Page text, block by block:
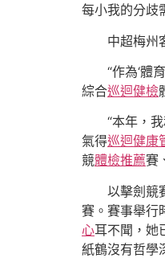
每小我的分歧
中超梅州
“作為‘體
綜合巡迴健檢
“本年，
氣得巡迴健康
競體檢推薦賽
以擊劍競
賽。賽事舉行
心耳不聞，她
紙鶴沒有哲學